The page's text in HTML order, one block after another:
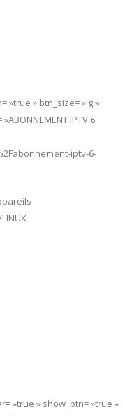
»true » btn_size= »lg »
IPTV 6
iptv-6-
»true » show_btn= »true »